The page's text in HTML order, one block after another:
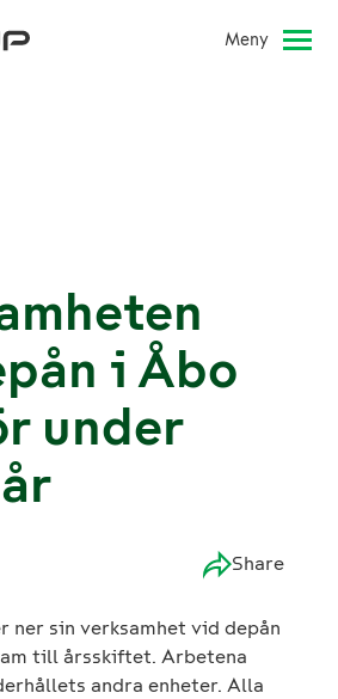
Meny
i Åbo
under
Share
ner sin verksamhet vid depån
till årsskiftet. Arbetena
andra enheter. Alla